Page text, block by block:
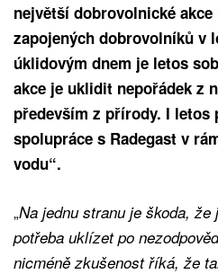
největší dobrovolnické akce
zapojených dobrovolníků v
úklidovým dnem je letos
akce je uklidit nepořádek z
především z přírody. I letos
spolupráce s Radegast v
vodu“.
„Na jednu stranu je škoda, že
potřeba uklízet po
nicméně zkušenost říká, že